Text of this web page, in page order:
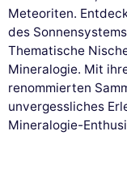
Meteoriten.
des
Thematische
Mineralogie. Mit
renommierten
unvergessliches
Mineralogie-